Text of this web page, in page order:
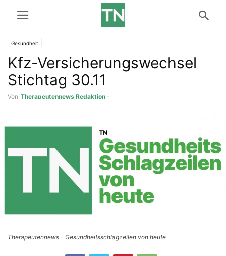
Gesundheit
Kfz-Versicherungswechsel
Stichtag 30.11
Von Therapeutennews Redaktion -
Therapeutennews - Gesundheitsschlagzeilen von heute